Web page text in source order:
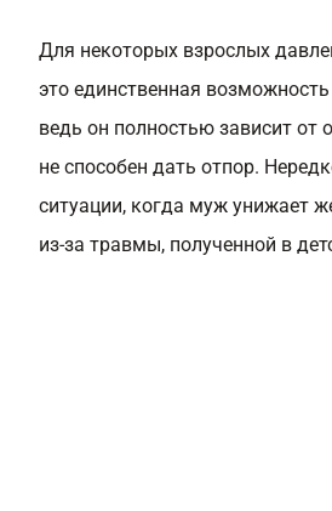
Для некоторых взрослых
это единственная
ведь он полностью зависит от
не способен дать отпор.
ситуации, когда муж унижает
из-за травмы, полученной в